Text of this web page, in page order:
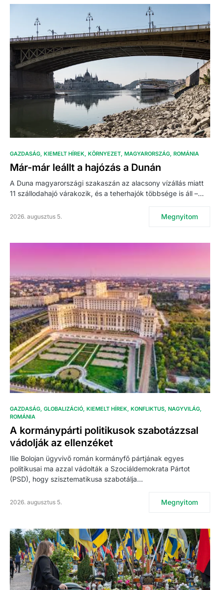
GAZDASÁG KIEMELT HÍREK KÖRNYEZET MAGYARORSZÁG ROMÁNIA
Már-már leállt a hajózás a Dunán
A Duna magyarországi szakaszán az alacsony vízállás miatt
11 szállodahajó várakozik, és a teherhajók többsége is áll –…
2026. augusztus 5. Megnyitom
GAZDASÁG GLOBALIZÁCIÓ KIEMELT HÍREK KONFLIKTUS NAGYVILÁG
ROMÁNIA
A kormánypárti politikusok szabotázzsal
vádolják az ellenzéket
Ilie Bolojan ügyvivő román kormányfő pártjának egyes
politikusai ma azzal vádolták a Szociáldemokrata Pártot
(PSD), hogy szisztematikusa szabotálja…
2026. augusztus 5. Megnyitom